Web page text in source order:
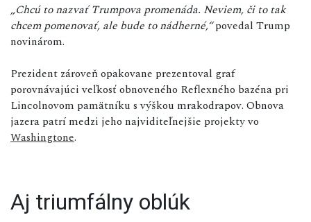
„Chcú to nazvať Trumpova promenáda. Neviem, či to tak
chcem pomenovať, ale bude to nádherné,“povedal Trump
novinárom.
Prezident zároveň opakovane prezentoval graf
porovnávajúci veľkosť obnoveného Reflexného bazéna pri
Lincolnovom pamätníku s výškou mrakodrapov. Obnova
jazera patrí medzi jeho najviditeľnejšie projekty vo
Washingtone.
Aj triumfálny oblúk